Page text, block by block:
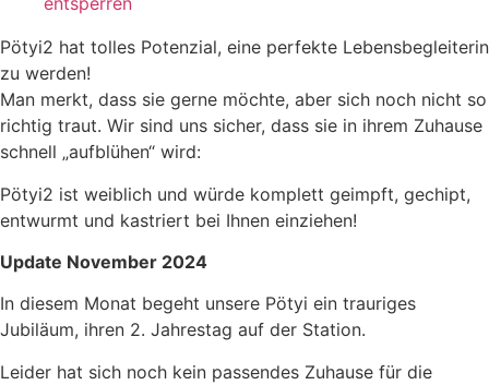
Pötyi2 hat tolles Potenzial, eine perfekte Lebensbegleiterin
zu werden!
Man merkt, dass sie gerne möchte, aber sich noch nicht so
richtig traut. Wir sind uns sicher, dass sie in ihrem Zuhause
schnell „aufblühen“ wird:
Pötyi2 ist weiblich und würde komplett geimpft, gechipt,
entwurmt und kastriert bei Ihnen einziehen!
Update November 2024
In diesem Monat begeht unsere Pötyi ein trauriges
Jubiläum, ihren 2. Jahrestag auf der Station.
Leider hat sich noch kein passendes Zuhause für die